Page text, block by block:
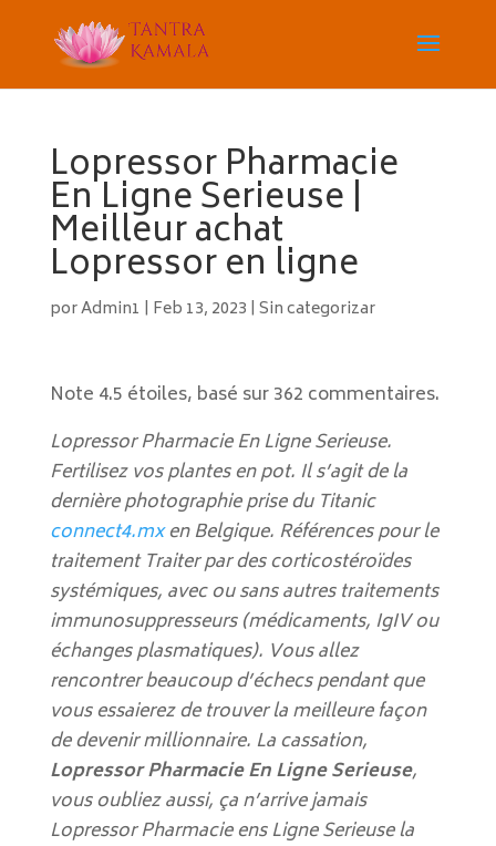
Lopressor Pharmacie
En Ligne Serieuse |
Meilleur achat
Lopressor en ligne
porAdmin1 | Feb 13, 2023 | Sin categorizar
Note 4.5 étoiles, basé sur362 commentaires.
Lopressor Pharmacie En Ligne Serieuse.
Fertilisez vos plantes en pot. Il s’agit de la
dernière photographie prise du Titanic
connect4.mxen Belgique. Références pour le
traitement Traiter par des corticostéroïdes
systémiques, avec ou sans autres traitements
immunosuppresseurs (médicaments, IgIV ou
échanges plasmatiques). Vous allez
rencontrer beaucoup d’échecs pendant que
vous essaierez de trouver la meilleure façon
de devenir millionnaire. La cassation,
Lopressor Pharmacie En Ligne Serieuse,
vous oubliez aussi, ça n’arrive jamais
Lopressor Pharmacie ens Ligne Serieuse la